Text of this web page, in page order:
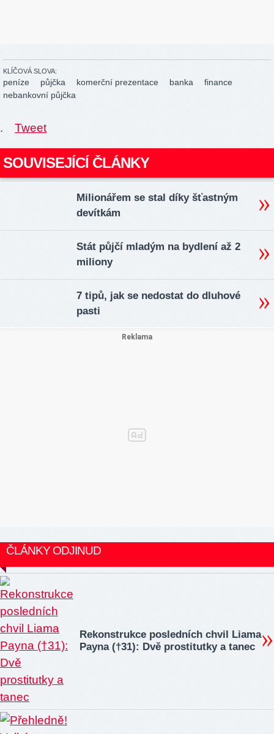
KLÍČOVÁ SLOVA:
peníze půjčka komerční prezentace banka
finance
nebankovní půjčka
. Tweet
SOUVISEJÍCÍ ČLÁNKY
Milionářem se stal díky šťastným
devítkám
Stát půjčí mladým na bydlení až 2
miliony
7 tipů, jak se nedostat do dluhové
pasti
ČLÁNKY ODJINUD
Rekonstrukce posledních chvil Liama
Payna (†31): Dvě prostitutky a tanec